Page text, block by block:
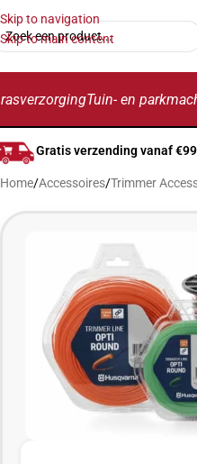
Skip to navigation
Skip to main content
Tuin- en
Gratis verzending vanaf
Home/Accessoires/Trimmer